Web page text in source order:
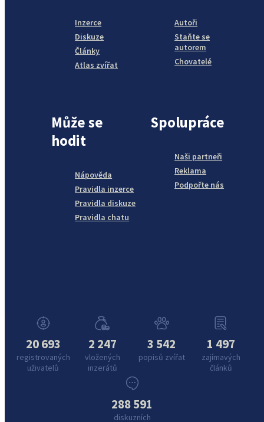
Inzerce
Diskuze
Články
Atlas zvířat
Autoři
Staňte se
autorem
Chovatelé
Může se
hodit
Nápověda
Pravidla inzerce
Pravidla diskuze
Pravidla chatu
Spolupráce
Naši partneři
Reklama
Podpořte nás
20 693
registrovaných
uživatelů
2 247
vložených
inzerátů
3 542
popisů zvířat
1 497
zajímavých
článků
288 591
diskuzních